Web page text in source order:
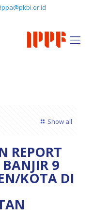
ippa@pkbi.or.id
Show all
REPORT
9
KOTA DI